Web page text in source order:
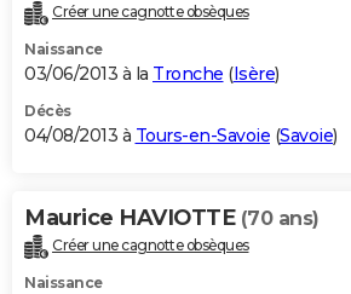
Créer une cagnotte obsèques
Naissance
03/06/2013 à la Tronche (Isère)
Décès
04/08/2013 à Tours-en-Savoie (Savoie)
Maurice HAVIOTTE (70 ans)
Créer une cagnotte obsèques
Naissance